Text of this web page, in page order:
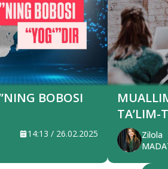
BOBOSI
14:13 / 26.02.2025
TA’LIM-
Zilola